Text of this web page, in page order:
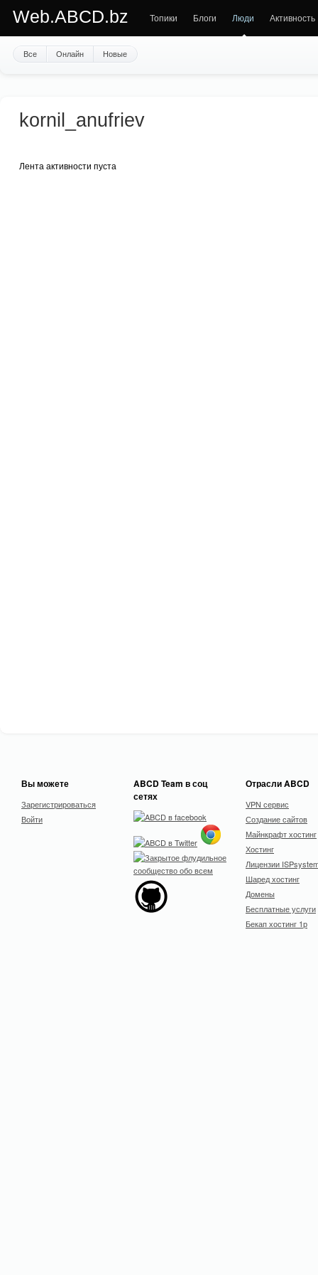
Web.ABCD.bz Топики Блоги Люди Активность
Все Онлайн Новые
kornil_anufriev
Лента активности пуста
Вы можете
Зарегистрироваться
Войти
ABCD Team в соц
сетях
Отрасли ABCD
VPN сервис
Создание сайтов
Майнкрафт хостинг
Хостинг
Лицензии
Шаред хостинг
Домены
Бесплатные услуги
Бекап хостинг 1р